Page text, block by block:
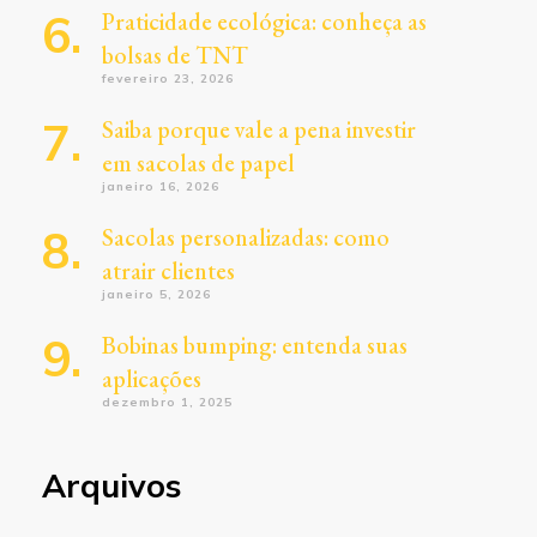
Praticidade ecológica: conheça as
bolsas de TNT
fevereiro 23, 2026
Saiba porque vale a pena investir
em sacolas de papel
janeiro 16, 2026
Sacolas personalizadas: como
atrair clientes
janeiro 5, 2026
Bobinas bumping: entenda suas
aplicações
dezembro 1, 2025
Arquivos